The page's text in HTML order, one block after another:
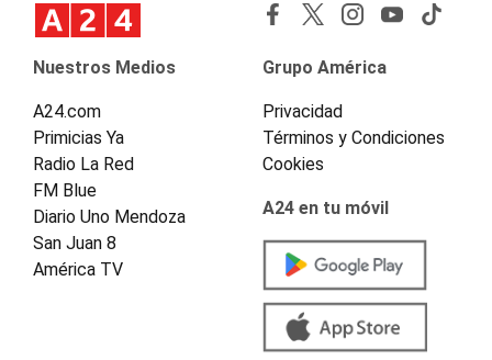
Nuestros Medios
A24.com
Primicias Ya
Radio La Red
FM Blue
Diario Uno Mendoza
San Juan 8
América TV
Grupo América
Privacidad
Términos y Condiciones
Cookies
A24 en tu móvil